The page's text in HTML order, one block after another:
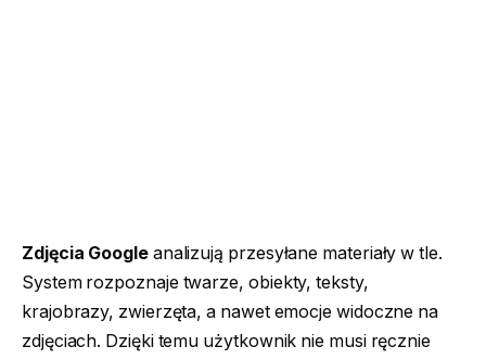
Zdjęcia Googleanalizują przesyłane materiały w tle.
System rozpoznaje twarze, obiekty, teksty,
krajobrazy, zwierzęta, a nawet emocje widoczne na
zdjęciach. Dzięki temu użytkownik nie musi ręcznie